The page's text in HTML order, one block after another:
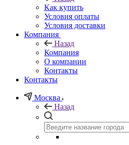
Как купить
Условия оплаты
Условия доставки
Компания
Назад
Компания
О компании
Контакты
Контакты
Москва
Назад